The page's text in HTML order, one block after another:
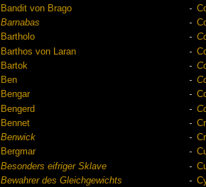
Bandit von Brago
Barnabas
Bartholo
Barthos von Laran
Bartok
Ben
Bengar
Bengerd
Bennet
Benwick
Bergmar
Besonders eifriger Sklave
Bewahrer des Gleichgewichts